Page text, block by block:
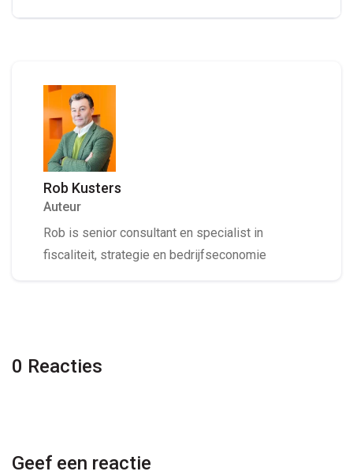
Rob Kusters
Auteur
Rob is senior consultant en specialist in
fiscaliteit, strategie en bedrijfseconomie
0 Reacties
Geef een reactie